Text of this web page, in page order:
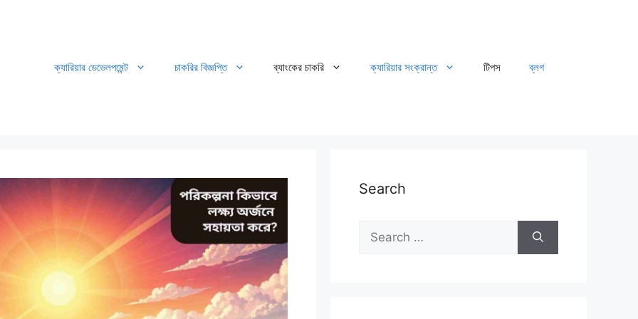
ক্যারিয়ার ডেভেলপমেন্ট চাকরির বিজ্ঞপ্তি ব্যাংকের চাকরি ক্যারিয়ার সংক্রান্ত টিপস ব্লগ
Search
Search
for: